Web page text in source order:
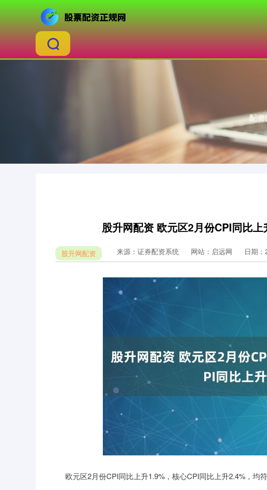
配
股升网配资 欧元区2月份CPI同比
股升网配资 来源：证券配资系统 网站：启远网 日期
欧元区2月份CPI同比上升1.9%，核心CPI同比上升2.4%，均符